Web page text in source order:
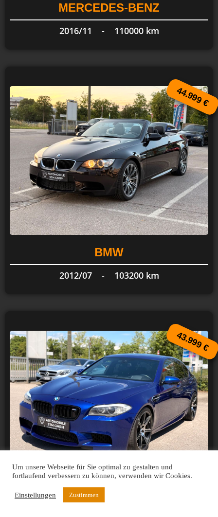
MERCEDES-BENZ
2016/11 - 110000 km
44.999 €
BMW
2012/07 - 103200 km
43.999 €
BMW
Um unsere Webseite für Sie optimal zu gestalten und
fortlaufend verbessern zu können, verwenden wir Cookies.
Einstellungen Zustimmen